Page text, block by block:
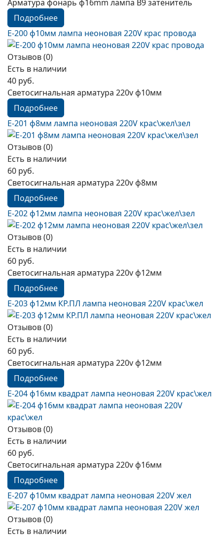
Арматура фонарь ф16mm лампа B9 затенитель
Подробнее
E-200 ф10мм лампа неоновая 220V краc провода
Отзывов (0)
Есть в наличии
40 руб.
Светосигнальная арматура 220v ф10мм
Подробнее
E-201 ф8мм лампа неоновая 220V краc\жел\зел
Отзывов (0)
Есть в наличии
60 руб.
Светосигнальная арматура 220v ф8мм
Подробнее
E-202 ф12мм лампа неоновая 220V краc\жел\зел
Отзывов (0)
Есть в наличии
60 руб.
Светосигнальная арматура 220v ф12мм
Подробнее
E-203 ф12мм КР.ПЛ лампа неоновая 220V краc\жел
Отзывов (0)
Есть в наличии
60 руб.
Светосигнальная арматура 220v ф12мм
Подробнее
E-204 ф16мм квадрат лампа неоновая 220V краc\жел
Отзывов (0)
Есть в наличии
60 руб.
Светосигнальная арматура 220v ф16мм
Подробнее
E-207 ф10мм квадрат лампа неоновая 220V жел
Отзывов (0)
Есть в наличии